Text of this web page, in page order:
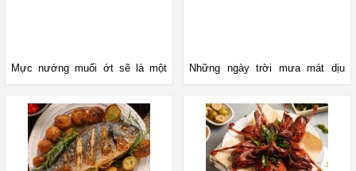
Mực nướng muối ớt sẽ là một
gợi ý hay ho để bạn chiêu đãi
người thân hay cùng bạn bè ngồi
lai dai uống bia. Cách làm mực
nướng muối ớt rất đơn giản và
nhanh chóng. Hãy tham khảo
Những ngày trời mưa mát dịu
như này còn gì tuyệt vời hơn khi
thưởng thức món thịt nướng hấp
dẫn cùng cơm trắng nóng hỏi.
Hãy cùng Vào bếp với Mediamart
để học thêm một công thức thịt